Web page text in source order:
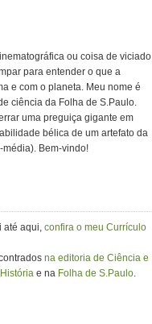
ou coisa de viciado
para entender o que a
e com o planeta. Meu nome é
ciência da Folha de S.Paulo.
uma preguiça gigante em
bélica de um artefato da
média). Bem-vindo!
até aqui, confira o meu Currículo
na editoria de Ciência e
e na Folha de S.Paulo.